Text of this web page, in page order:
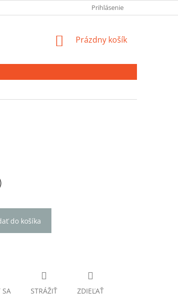
Prihlásenie
NÁKUPNÝ
Prázdny košík
do košíka
SA STRÁŽIŤ ZDIEĽAŤ